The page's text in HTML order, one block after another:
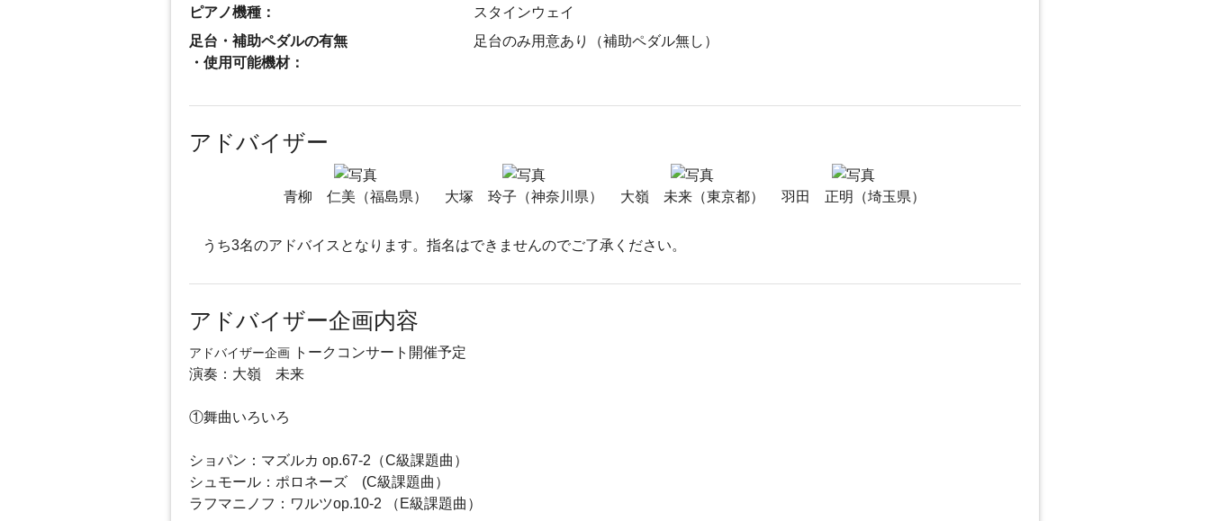
ピアノ機種：
スタインウェイ
足台・補助ペダルの有無
・使用可能機材：
足台のみ用意あり（補助ペダル無し）
アドバイザー
青柳 仁美（福島県） 大塚 玲子（神奈川県） 大嶺 未来（東京都） 羽田 正明（埼玉県）
うち3名のアドバイスとなります。指名はできませんのでご了承ください。
アドバイザー企画内容
アドバイザー企画 トークコンサート開催予定
演奏：大嶺 未来
①舞曲いろいろ
ショパン：マズルカ op.67-2（C級課題曲）
シュモール：ポロネーズ (C級課題曲）
ラフマニノフ：ワルツop.10-2 （E級課題曲）